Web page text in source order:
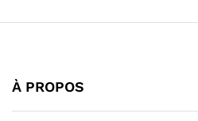
À PROPOS